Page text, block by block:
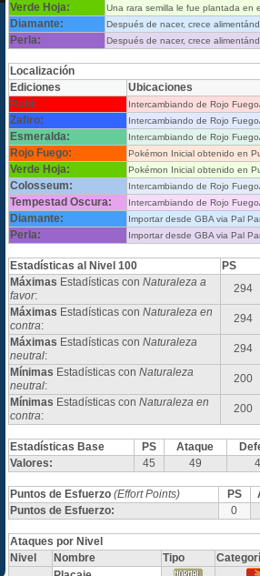
Verde Hoja: Una rara semilla le fue plantada en
Diamante: Después de nacer, crece
Perla: Después de nacer, crece
Localización
Ediciones
Ubicaciones
Rubí:
Intercambiando de Rojo
Zafiro: Intercambiando de Rojo
Esmeralda: Intercambiando de Rojo
Rojo Fuego: Pokémon Inicial obtenido en
Verde Hoja: Pokémon Inicial obtenido en
Colosseum: Intercambiando de Rojo
Tempestad Oscura: Intercambiando de Rojo
Diamante: Importar desde GBA via Pal
Perla: Importar desde GBA via Pal
Estadísticas al Nivel 100 PS
Máximas Estadísticas con Naturaleza a
favor:
294
Máximas Estadísticas con Naturaleza en
contra:
294
Máximas Estadísticas con Naturaleza
neutral:
294
Mínimas Estadísticas con Naturaleza
neutral:
200
Mínimas Estadísticas con Naturaleza en
contra:
200
Estadísticas Base PS Ataque
Valores:
45 49
Puntos de Esfuerzo (Effort Points) PS
Puntos de Esfuerzo:
0
Ataques por Nivel
Nivel
Nombre Tipo